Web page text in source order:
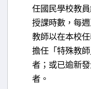
任國民學校教
授課時數，每
教師以在本校
擔任「特殊教
者；或已逾新
者。